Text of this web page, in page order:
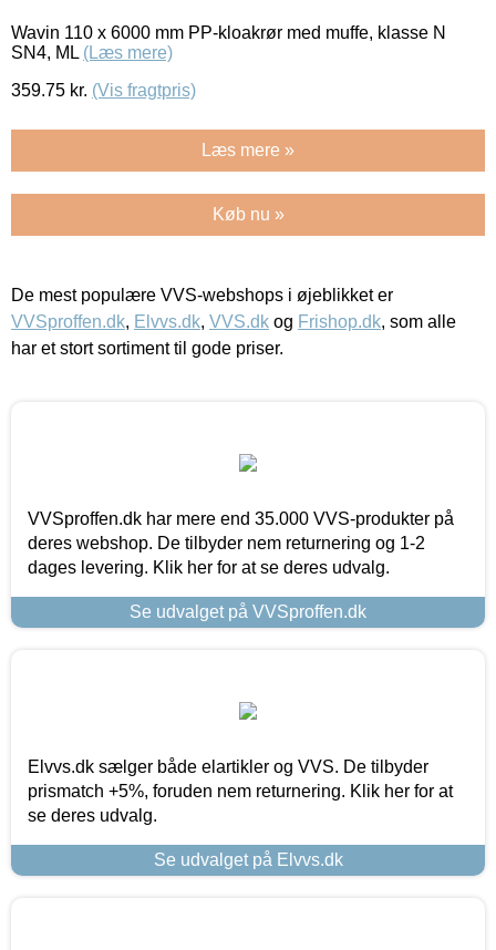
Wavin 110 x 6000 mm PP-kloakrør med muffe, klasse N
SN4, ML (Læs mere)
359.75 kr. (Vis fragtpris)
Læs mere »
Køb nu »
De mest populære VVS-webshops i øjeblikket er
VVSproffen.dk, Elvvs.dk, VVS.dk og Frishop.dk, som alle
har et stort sortiment til gode priser.
VVSproffen.dk har mere end 35.000 VVS-produkter på
deres webshop. De tilbyder nem returnering og 1-2
dages levering. Klik her for at se deres udvalg.
Se udvalget på VVSproffen.dk
Elvvs.dk sælger både elartikler og VVS. De tilbyder
prismatch +5%, foruden nem returnering. Klik her for at
se deres udvalg.
Se udvalget på Elvvs.dk